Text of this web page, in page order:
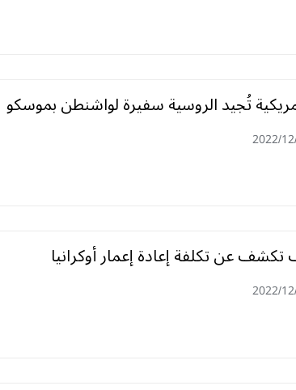
تُجيد الروسية سفيرة لواشنطن بموسكو
2022/
عن تكلفة إعادة إعمار أوكرانيا
2022/